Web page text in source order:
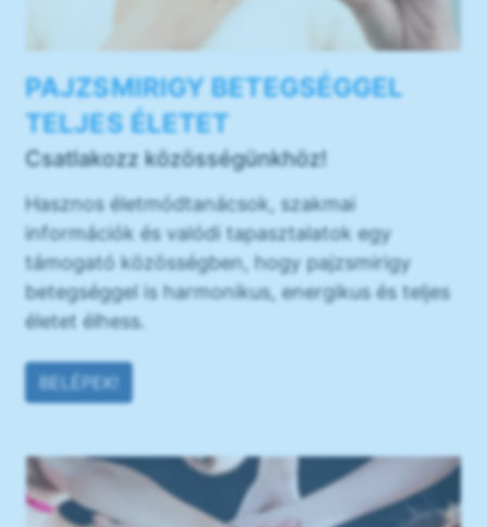
PAJZSMIRIGY BETEGSÉGGEL
TELJES ÉLETET
Csatlakozz közösségünkhöz!
Hasznos életmódtanácsok, szakmai
információk és valódi tapasztalatok egy
támogató közösségben, hogy pajzsmirigy
betegséggel is harmonikus, energikus és teljes
életet élhess.
BELÉPEK!